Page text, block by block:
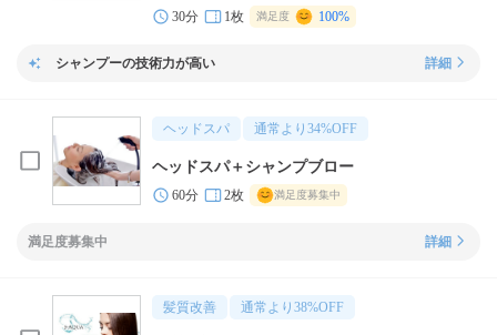
30分 1枚 満足度 100%
シャンプーの技術力が高い 詳細
ヘッドスパ 通常より 34%OFF
ヘッドスパ＋シャンプブロー
60分 2枚 満足度募集中
満足度募集中 詳細
髪質改善 通常より 38%OFF